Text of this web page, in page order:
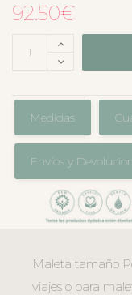
92.50€
Medidas
Envíos y
Maleta tamaño
viajes o para